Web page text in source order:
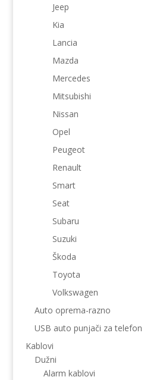
Jeep
Kia
Lancia
Mazda
Mercedes
Mitsubishi
Nissan
Opel
Peugeot
Renault
Smart
Seat
Subaru
Suzuki
Škoda
Toyota
Volkswagen
Auto oprema-razno
USB auto punjači za telefon
Kablovi
Dužni
Alarm kablovi